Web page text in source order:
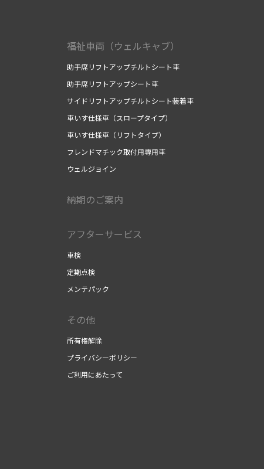
福祉車両（ウェルキャブ）
助手席リフトアップチルトシート車
助手席リフトアップシート車
サイドリフトアップチルトシート装着車
車いす仕様車（スロープタイプ）
車いす仕様車（リフトタイプ）
フレンドマチック取付用専用車
ウェルジョイン
納期のご案内
アフターサービス
車検
定期点検
メンテパック
その他
所有権解除
プライバシーポリシー
ご利用にあたって